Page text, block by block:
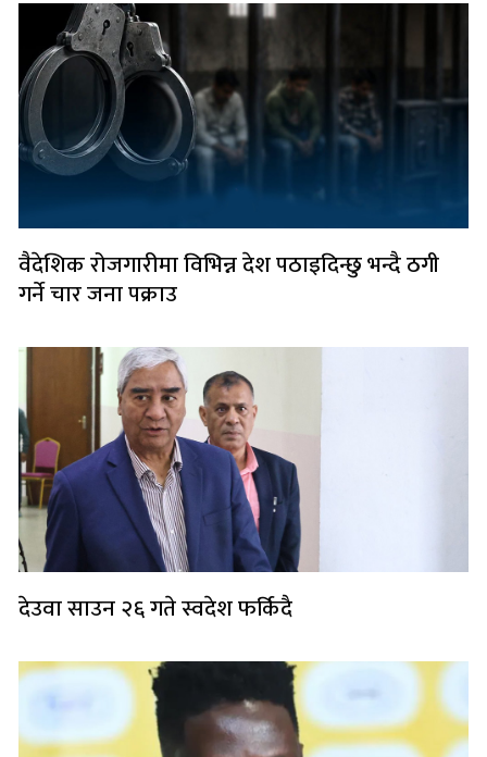
वैदेशिक रोजगारीमा विभिन्न देश पठाइदिन्छु भन्दै ठगी
गर्ने चार जना पक्राउ
देउवा साउन २६ गते स्वदेश फर्किदै